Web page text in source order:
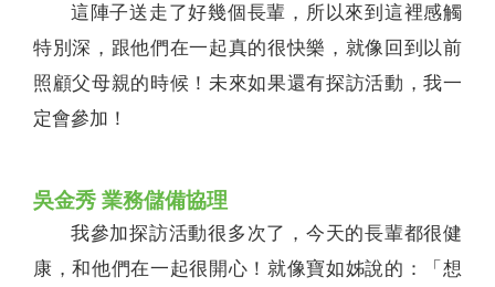
這陣子送走了好幾個長輩，所以來到這裡感觸
特別深，跟他們在一起真的很快樂，就像回到以前
照顧父母親的時候！未來如果還有探訪活動，我一
定會參加！
吳金秀 業務儲備協理
我參加探訪活動很多次了，今天的長輩都很健
康，和他們在一起很開心！就像寶如姊說的：「想